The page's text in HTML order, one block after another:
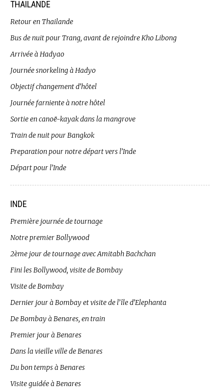
THAILANDE
Retour en Thailande
Bus de nuit pour Trang, avant de rejoindre Kho Libong
Arrivée à Hadyao
Journée snorkeling à Hadyo
Objectif changement d’hôtel
Journée farniente à notre hôtel
Sortie en canoë-kayak dans la mangrove
Train de nuit pour Bangkok
Preparation pour notre départ vers l’Inde
Départ pour l’Inde
INDE
Première journée de tournage
Notre premier Bollywood
2ème jour de tournage avec Amitabh Bachchan
Fini les Bollywood, visite de Bombay
Visite de Bombay
Dernier jour à Bombay et visite de l’île d’Elephanta
De Bombay à Benares, en train
Premier jour à Benares
Dans la vieille ville de Benares
Du bon temps à Benares
Visite guidée à Benares